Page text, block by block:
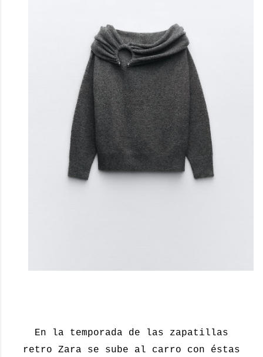
En la temporada de las zapatillas
retro Zara se sube al carro con éstas